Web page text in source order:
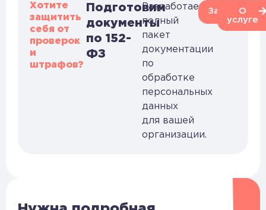
Хотите
защитить
себя от
проверок
и
штрафов?
Подготовим
документы
по 152-
ФЗ
Разработаем
полный
пакет
документации
по
обработке
персональных
данных
для вашей
организации.
Заказать
О
услуге